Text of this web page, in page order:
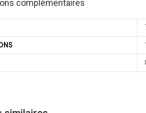
complémentaires